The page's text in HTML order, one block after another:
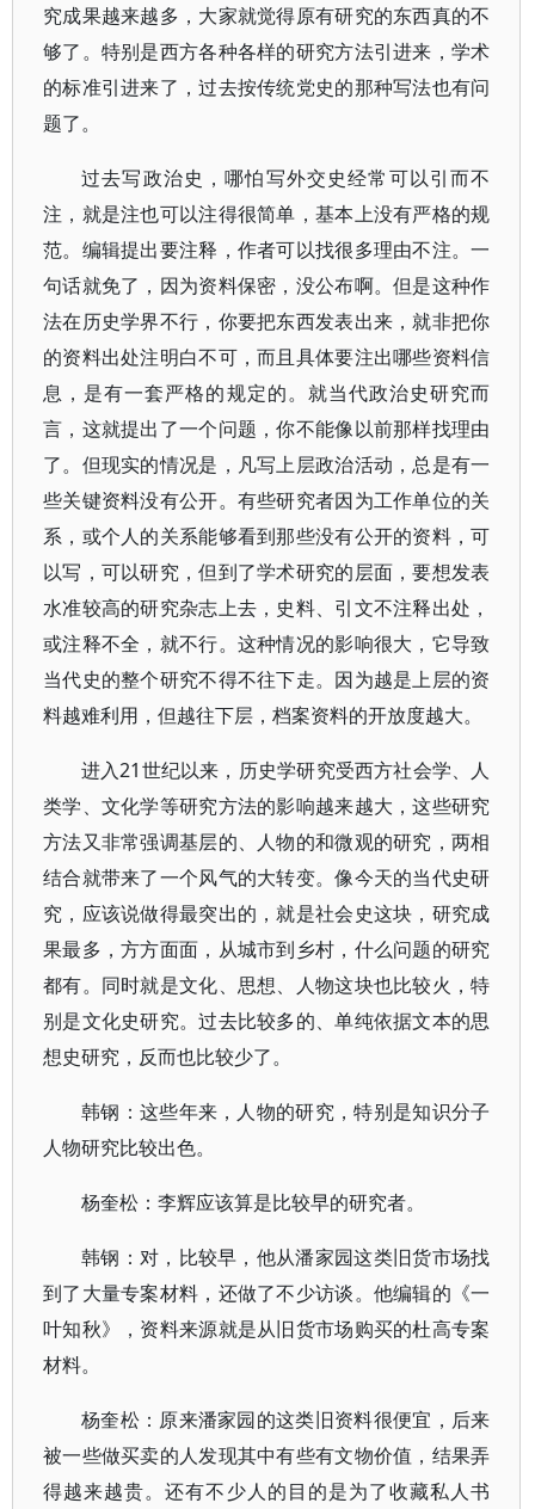
究成果越来越多，大家就觉得原有研究的东西真的不
够了。特别是西方各种各样的研究方法引进来，学术
的标准引进来了，过去按传统党史的那种写法也有问
题了。
过去写政治史，哪怕写外交史经常可以引而不
注，就是注也可以注得很简单，基本上没有严格的规
范。编辑提出要注释，作者可以找很多理由不注。一
句话就免了，因为资料保密，没公布啊。但是这种作
法在历史学界不行，你要把东西发表出来，就非把你
的资料出处注明白不可，而且具体要注出哪些资料信
息，是有一套严格的规定的。就当代政治史研究而
言，这就提出了一个问题，你不能像以前那样找理由
了。但现实的情况是，凡写上层政治活动，总是有一
些关键资料没有公开。有些研究者因为工作单位的关
系，或个人的关系能够看到那些没有公开的资料，可
以写，可以研究，但到了学术研究的层面，要想发表
水准较高的研究杂志上去，史料、引文不注释出处，
或注释不全，就不行。这种情况的影响很大，它导致
当代史的整个研究不得不往下走。因为越是上层的资
料越难利用，但越往下层，档案资料的开放度越大。
进入21世纪以来，历史学研究受西方社会学、人
类学、文化学等研究方法的影响越来越大，这些研究
方法又非常强调基层的、人物的和微观的研究，两相
结合就带来了一个风气的大转变。像今天的当代史研
究，应该说做得最突出的，就是社会史这块，研究成
果最多，方方面面，从城市到乡村，什么问题的研究
都有。同时就是文化、思想、人物这块也比较火，特
别是文化史研究。过去比较多的、单纯依据文本的思
想史研究，反而也比较少了。
韩钢：这些年来，人物的研究，特别是知识分子
人物研究比较出色。
杨奎松：李辉应该算是比较早的研究者。
韩钢：对，比较早，他从潘家园这类旧货市场找
到了大量专案材料，还做了不少访谈。他编辑的《一
叶知秋》，资料来源就是从旧货市场购买的杜高专案
材料。
杨奎松：原来潘家园的这类旧资料很便宜，后来
被一些做买卖的人发现其中有些有文物价值，结果弄
得越来越贵。还有不少人的目的是为了收藏私人书